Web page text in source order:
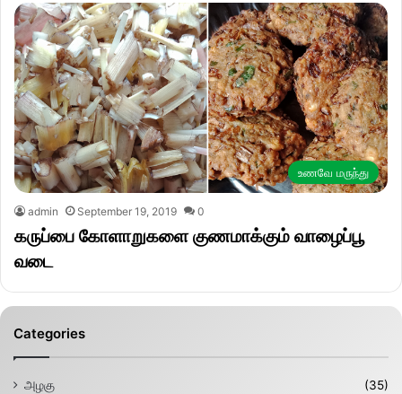
உணவே மருந்து
admin September 19, 2019 0
கருப்பை கோளாறுகளை குணமாக்கும் வாழைப்பூ
வடை
Categories
அழகு
(35)